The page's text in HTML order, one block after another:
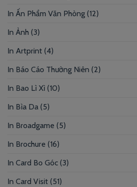
In Ấn Phẩm Văn Phòng (12)
In Ảnh (3)
In Artprint (4)
In Báo Cáo Thường Niên (2)
In Bao Lì Xì (10)
In Bìa Da (5)
In Broadgame (5)
In Brochure (16)
In Card Bo Góc (3)
In Card Visit (51)